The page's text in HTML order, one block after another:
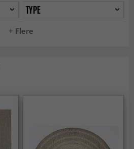
+ Flere
TYPE